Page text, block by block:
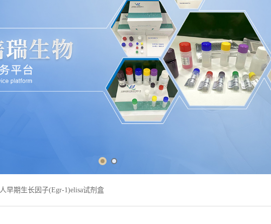
人早期生长因子(Egr-1)elisa试剂盒